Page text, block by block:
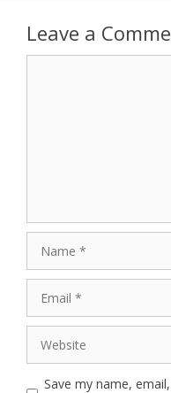
Leave a
Website
Save my name,